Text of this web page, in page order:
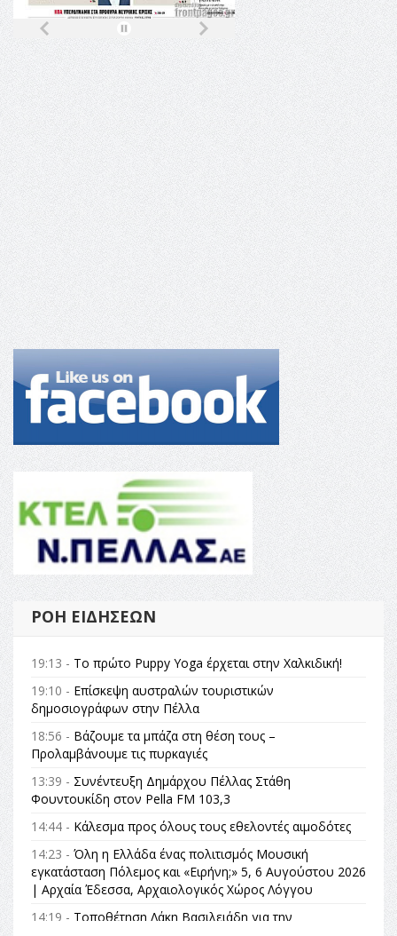
ΡΟΉ ΕΙΔΉΣΕΩΝ
19:13 - Το πρώτο Puppy Yoga έρχεται στην Χαλκιδική!
19:10 - Επίσκεψη αυστραλών τουριστικών
δημοσιογράφων στην Πέλλα
18:56 - Βάζουμε τα μπάζα στη θέση τους –
Προλαμβάνουμε τις πυρκαγιές
13:39 - Συνέντευξη Δημάρχου Πέλλας Στάθη
Φουντουκίδη στον Pella FM 103,3
14:44 - Κάλεσμα προς όλους τους εθελοντές αιμοδότες
14:23 - Όλη η Ελλάδα ένας πολιτισμός Μουσική
εγκατάσταση Πόλεμος και «Ειρήνη;» 5, 6 Αυγούστου 2026
| Αρχαία Έδεσσα, Αρχαιολογικός Χώρος Λόγγου
14:19 - Τοποθέτηση Λάκη Βασιλειάδη για την